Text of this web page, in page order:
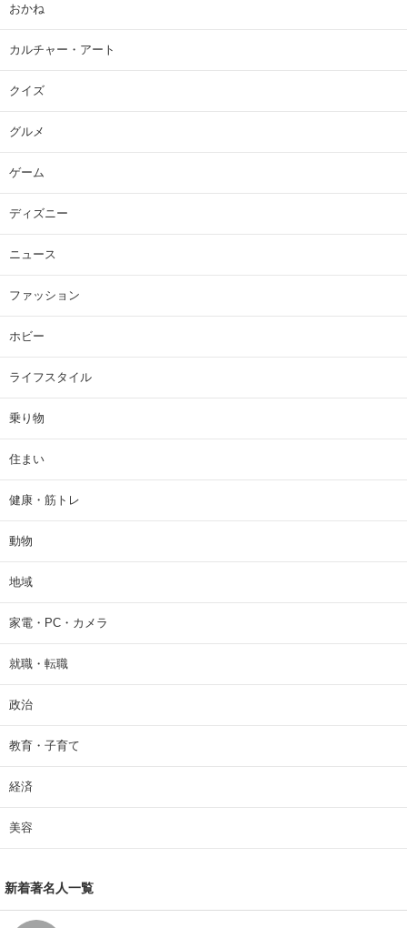
おかね
カルチャー・アート
クイズ
グルメ
ゲーム
ディズニー
ニュース
ファッション
ホビー
ライフスタイル
乗り物
住まい
健康・筋トレ
動物
地域
家電・PC・カメラ
就職・転職
政治
教育・子育て
経済
美容
新着著名人一覧